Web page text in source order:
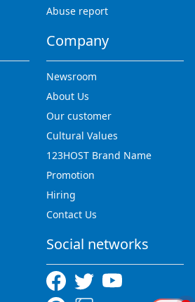
Abuse report
Company
Newsroom
About Us
Our customer
Cultural Values
123HOST Brand Name
Promotion
Hiring
Contact Us
Social networks